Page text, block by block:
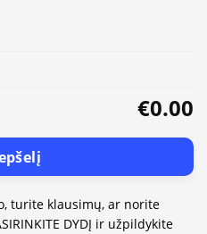
€0.00
turite klausimų, ar norite
DYDĮ ir užpildykite